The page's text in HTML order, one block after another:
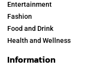
Entertainment
Fashion
Food and Drink
Health and Wellness
Information